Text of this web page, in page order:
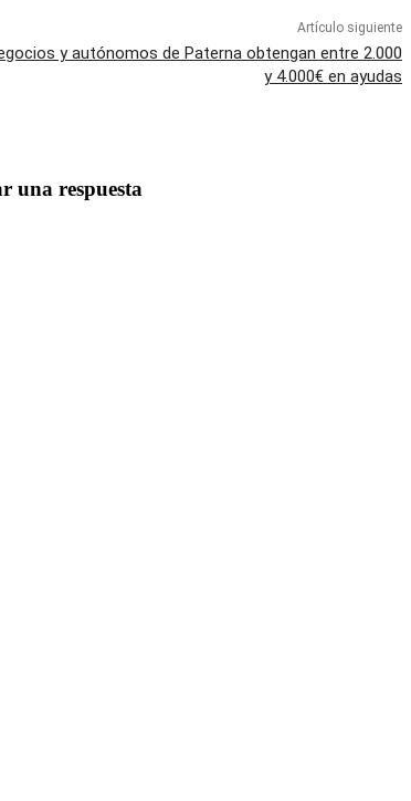
Artículo siguiente
y autónomos de Paterna obtengan entre 2.000
y 4.000€ en ayudas
una respuesta